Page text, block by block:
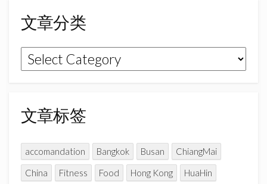
o
o
k
r
a
m
e
C
h
文章分类
文
章
类
文章标签
accomandation Bangkok Busan
ChiangMai
China
Fitness Food Hong Kong
HuaHin